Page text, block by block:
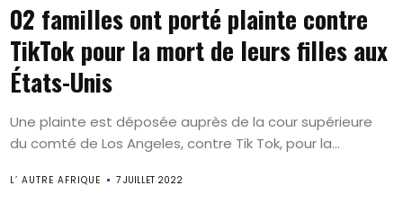
02 familles ont porté plainte contre
TikTok pour la mort de leurs filles aux
États-Unis
Une plainte est déposée auprès de la cour supérieure
du comté de Los Angeles, contre Tik Tok, pour la...
L’ AUTRE AFRIQUE 7 JUILLET 2022